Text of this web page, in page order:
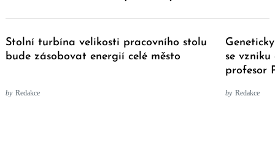
Stolní turbína velikosti pracovního stolu
bude zásobovat energií celé město
by Redakce
se
profesor
by Redakce